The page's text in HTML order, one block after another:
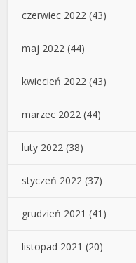
czerwiec 2022 (43)
maj 2022 (44)
kwiecień 2022 (43)
marzec 2022 (44)
luty 2022 (38)
styczeń 2022 (37)
grudzień 2021 (41)
listopad 2021 (20)